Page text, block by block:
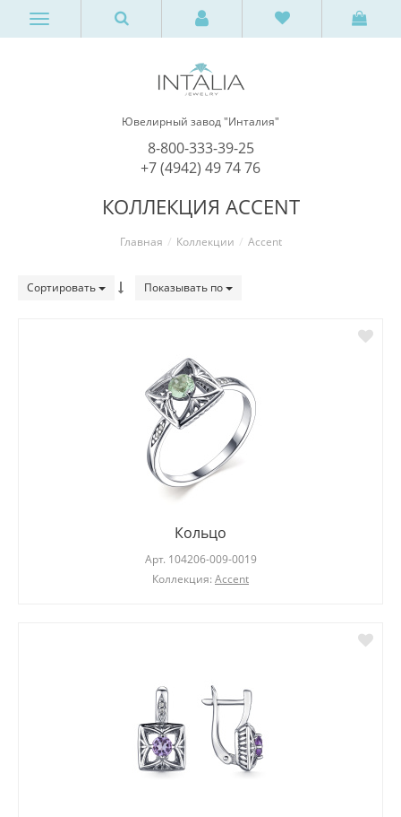
Ювелирный завод "Инталия"
8-800-333-39-25
+7 (4942) 49 74 76
КОЛЛЕКЦИЯ ACCENT
Главная Коллекции Accent
Сортировать Показывать по
Кольцо
Арт. 104206-009-0019
Коллекция: Accent